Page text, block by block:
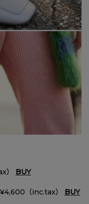
） BUY
（inc.tax） BUY